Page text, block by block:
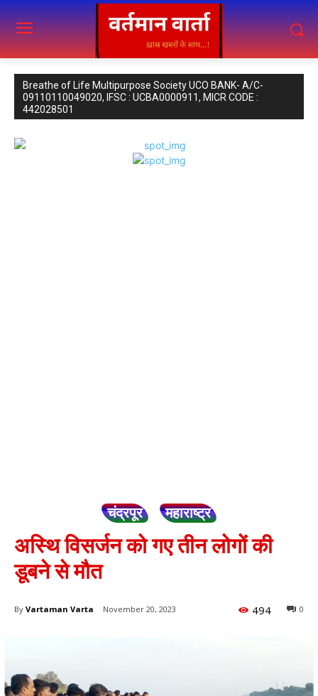
Breathe of Life Multipurpose Society UCO BANK- A/C-
09110110049020, IFSC : UCBA0000911, MICR CODE :
442028501
चंद्रपूर महाराष्ट्र
अस्थि विसर्जन को गए तीन लोगों की
डूबने से मौत
By Vartaman Varta November 20, 2023 0
494